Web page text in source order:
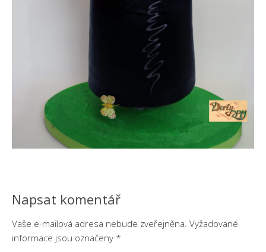
Napsat komentář
Vaše e-mailová adresa nebude zveřejněna. Vyžadované
informace jsou označeny *